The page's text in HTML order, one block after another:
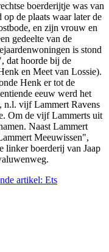
boerderijtje was van
de plaats waar later de
en zijn vrouw en
gedeelte van de
is stond
dat hoorde bij de
en Meet van Lossie).
Henk er tot de
eeuw werd het
n.l. vijf Lammert Ravens
Om de vijf Lammerts uit
Naast Lammert
Meeuwissen",
linker boerderij van Jaap
artikel: Ets